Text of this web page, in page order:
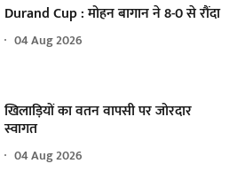
Durand Cup : मोहन बागान ने 8-0 से रौंदा
04 Aug 2026
खिलाड़ियों का वतन वापसी पर जोरदार
स्वागत
04 Aug 2026